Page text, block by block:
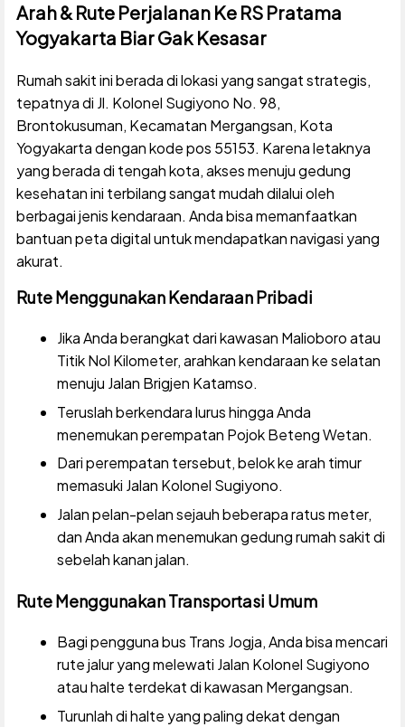
Arah & Rute Perjalanan Ke RS Pratama
Yogyakarta Biar Gak Kesasar
Rumah sakit ini berada di lokasi yang sangat strategis,
tepatnya di Jl. Kolonel Sugiyono No. 98,
Brontokusuman, Kecamatan Mergangsan, Kota
Yogyakarta dengan kode pos 55153. Karena letaknya
yang berada di tengah kota, akses menuju gedung
kesehatan ini terbilang sangat mudah dilalui oleh
berbagai jenis kendaraan. Anda bisa memanfaatkan
bantuan peta digital untuk mendapatkan navigasi yang
akurat.
Rute Menggunakan Kendaraan Pribadi
Jika Anda berangkat dari kawasan Malioboro atau
Titik Nol Kilometer, arahkan kendaraan ke selatan
menuju Jalan Brigjen Katamso.
Teruslah berkendara lurus hingga Anda
menemukan perempatan Pojok Beteng Wetan.
Dari perempatan tersebut, belok ke arah timur
memasuki Jalan Kolonel Sugiyono.
Jalan pelan-pelan sejauh beberapa ratus meter,
dan Anda akan menemukan gedung rumah sakit di
sebelah kanan jalan.
Rute Menggunakan Transportasi Umum
Bagi pengguna bus Trans Jogja, Anda bisa mencari
rute jalur yang melewati Jalan Kolonel Sugiyono
atau halte terdekat di kawasan Mergangsan.
Turunlah di halte yang paling dekat dengan